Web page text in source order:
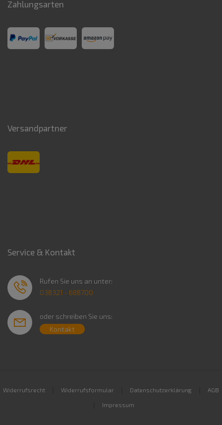
Zahlungsarten
Versandpartner
Service & Kontakt
Rufen Sie uns an unter:
038321 - 688700
oder schreiben Sie uns:
Kontakt
Widerrufsrecht Widerrufsformular Datenschutzerklärung AGB
Impressum